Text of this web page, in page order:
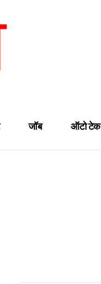
जॉब ऑटो टेक